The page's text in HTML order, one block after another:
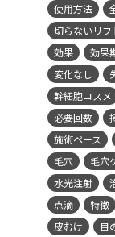
使用方法
切らないリフ
効果
効果
変化なし
幹細胞コスメ
必要回数
施術ペース
毛穴
毛穴
水光注射
点滴
特徴
皮むけ
目